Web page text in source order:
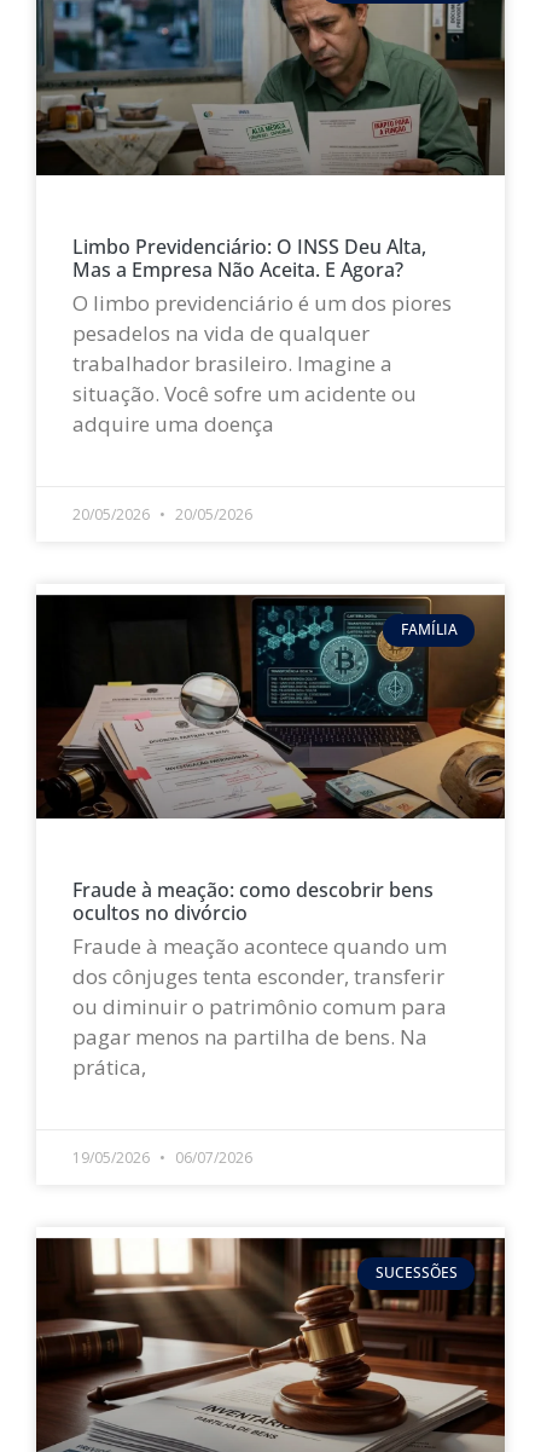
Limbo Previdenciário: O INSS Deu Alta,
Mas a Empresa Não Aceita. E Agora?
O limbo previdenciário é um dos piores
pesadelos na vida de qualquer
trabalhador brasileiro. Imagine a
situação. Você sofre um acidente ou
adquire uma doença
20/05/2026 20/05/2026
FAMÍLIA
Fraude à meação: como descobrir bens
ocultos no divórcio
Fraude à meação acontece quando um
dos cônjuges tenta esconder, transferir
ou diminuir o patrimônio comum para
pagar menos na partilha de bens. Na
prática,
19/05/2026 06/07/2026
SUCESSÕES